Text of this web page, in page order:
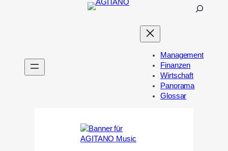
n
Management
Finanzen
Wirtschaft
Panorama
Glossar